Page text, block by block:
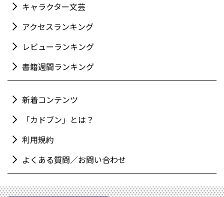
キャラクター文芸
アクセスランキング
レビューランキング
書籍週間ランキング
新着コンテンツ
「カドブン」とは？
利用規約
よくある質問／お問い合わせ